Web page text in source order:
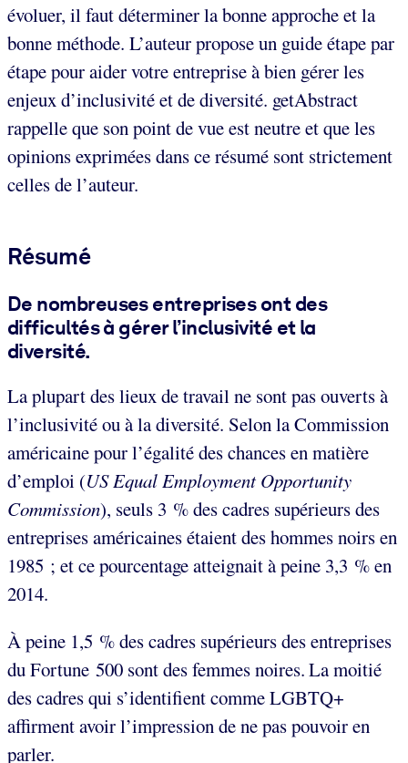
évoluer, il faut déterminer la bonne approche et la
bonne méthode. L’auteur propose un guide étape par
étape pour aider votre entreprise à bien gérer les
enjeux d’inclusivité et de diversité. getAbstract
rappelle que son point de vue est neutre et que les
opinions exprimées dans ce résumé sont strictement
celles de l’auteur.
Résumé
De nombreuses entreprises ont des
difficultés à gérer l’inclusivité et la
diversité.
La plupart des lieux de travail ne sont pas ouverts à
l’inclusivité ou à la diversité. Selon la Commission
américaine pour l’égalité des chances en matière
d’emploi (US Equal Employment Opportunity
Commission), seuls 3 % des cadres supérieurs des
entreprises américaines étaient des hommes noirs en
1985 ; et ce pourcentage atteignait à peine 3,3 % en
2014.
À peine 1,5 % des cadres supérieurs des entreprises
du Fortune 500 sont des femmes noires.La moitié
des cadres qui s’identifient comme LGBTQ+
affirment avoir l’impression de ne pas pouvoir en
parler.